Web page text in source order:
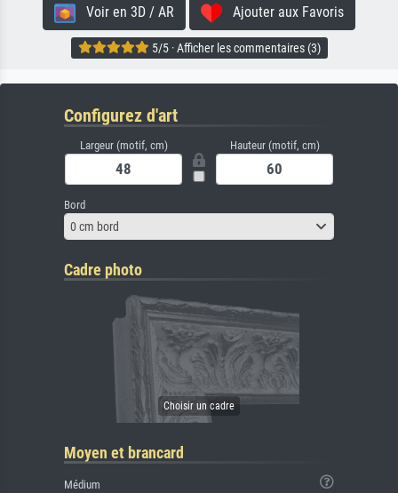
Voir en 3D / AR Ajouter aux Favoris
5/5 · Afficher les commentaires (3)
Configurez d'art
Largeur (motif, cm) Hauteur (motif, cm)
Bord
0 cm bord
Cadre photo
Moyen et brancard
Médium